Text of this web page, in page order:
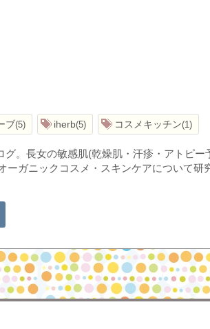
ブ 5 iherb 5 コスメキッチン 1
。長女の敏感肌(乾燥肌・汗疹・アトピ
ガニックコスメ・スキンケアについて研